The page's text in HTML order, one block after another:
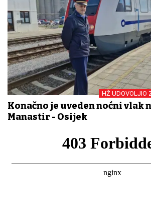
HŽ UDOVOLJIO
Konačno je uveden noćni vlak
Manastir - Osijek